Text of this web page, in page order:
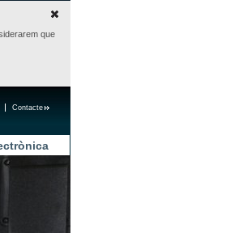
que
Contacte